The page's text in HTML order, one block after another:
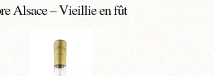
Alsace – Vieillie en fût